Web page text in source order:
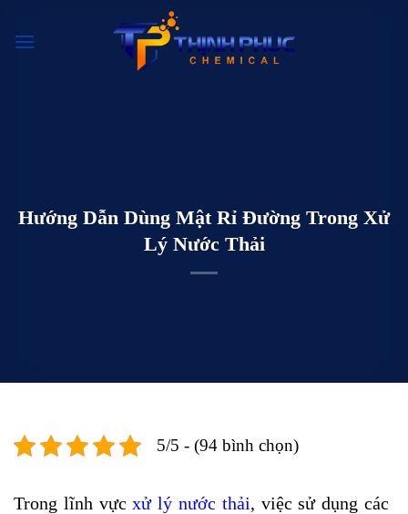
đến
Hướng Dẫn Dùng Mật Rỉ Đường Trong Xử
Lý Nước Thải
5/5 - (94 bình chọn)
Trong lĩnh vựcxử lý nước thải, việc sử dụng các